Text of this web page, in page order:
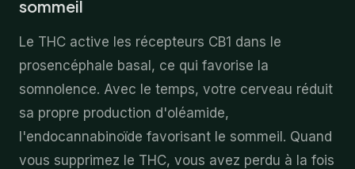
sommeil
Le THC active les récepteurs CB1 dans le
prosencéphale basal, ce qui favorise la
somnolence. Avec le temps, votre cerveau réduit
sa propre production d'oléamide,
l'endocannabinoïde favorisant le sommeil. Quand
vous supprimez le THC, vous avez perdu à la fois